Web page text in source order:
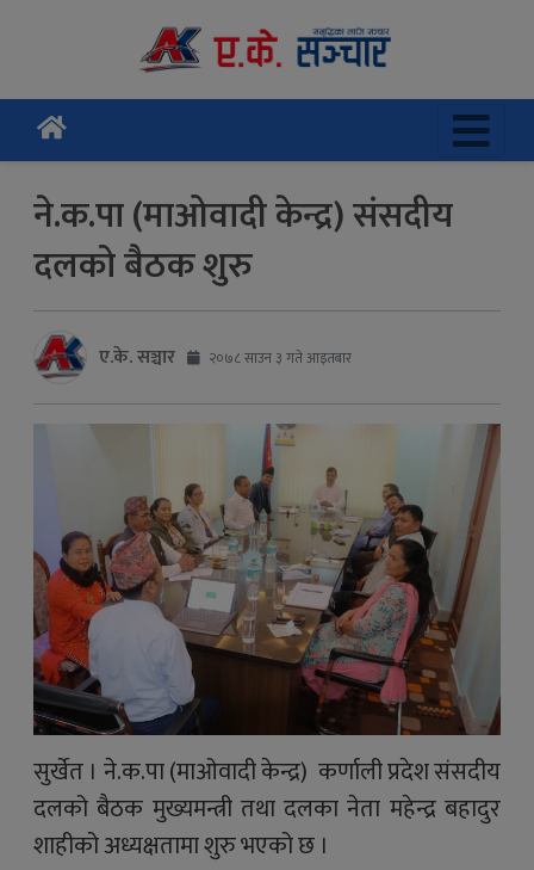
ने.क.पा (माओवादी केन्द्र) संसदीय
दलको बैठक शुरु
ए.के. सञ्चार २०७८ साउन ३ गते आइतबार
सुर्खेत । ने.क.पा (माओवादी केन्द्र) कर्णाली प्रदेश संसदीय
दलको बैठक मुख्यमन्त्री तथा दलका नेता महेन्द्र बहादुर
शाहीको अध्यक्षतामा शुरु भएको छ ।